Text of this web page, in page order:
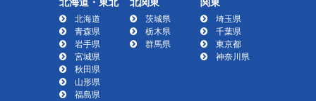
北海道
青森県
岩手県
宮城県
秋田県
山形県
福島県
茨城県
栃木県
群馬県
埼玉県
千葉県
東京都
神奈川県